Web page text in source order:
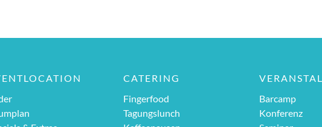
CATERING
Fingerfood
Tagungslunch
Barcamp
Konferenz